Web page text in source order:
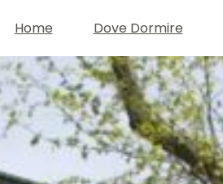
Home Dove Dormire